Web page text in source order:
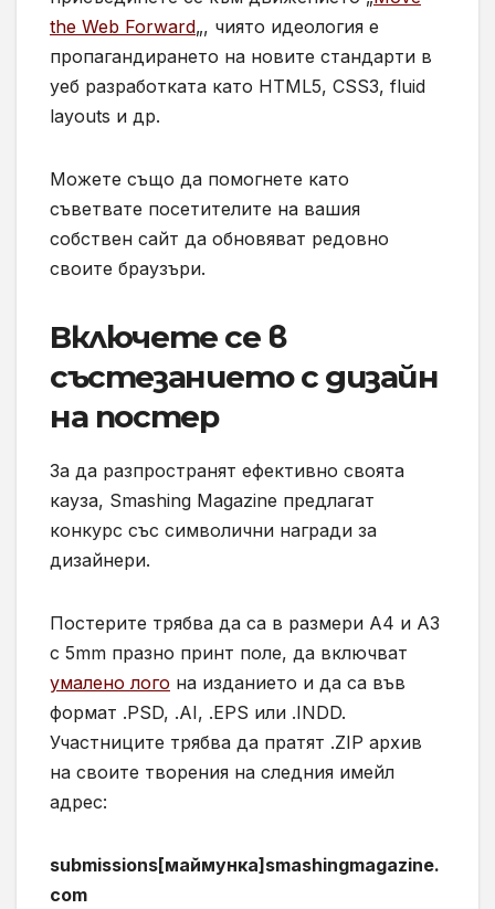
the Web Forward„, чиято идеология е
пропагандирането на новите стандарти в
уеб разработката като HTML5, CSS3, fluid
layouts и др.
Можете също да помогнете като
съветвате посетителите на вашия
собствен сайт да обновяват редовно
своите браузъри.
Включете се в
състезанието с дизайн
на постер
За да разпространят ефективно своята
кауза, Smashing Magazine предлагат
конкурс със символични награди за
дизайнери.
Постерите трябва да са в размери A4 и A3
с 5mm празно принт поле, да включват
умалено лого на изданието и да са във
формат .PSD, .AI, .EPS или .INDD.
Участниците трябва да пратят .ZIP архив
на своите творения на следния имейл
адрес:
submissions[маймунка]smashingmagazine.
com